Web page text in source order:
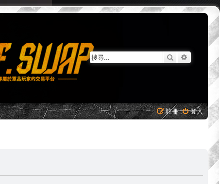
搜尋
登入
註冊